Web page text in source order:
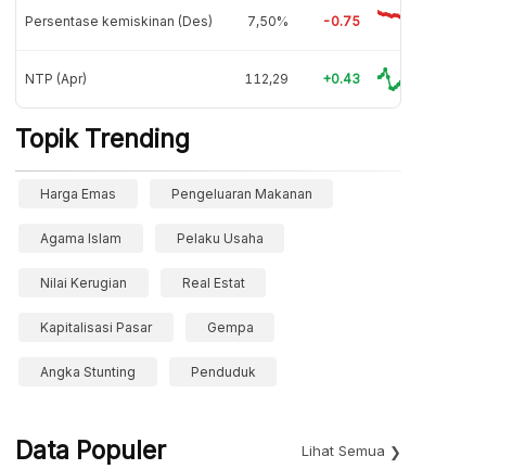
Persentase kemiskinan (Des) 7,50% -0.75
NTP (Apr) 112,29 +0.43
Topik Trending
Harga Emas Pengeluaran Makanan
Agama Islam Pelaku Usaha
Nilai Kerugian Real Estat
Kapitalisasi Pasar Gempa
Angka Stunting Penduduk
Data Populer Lihat Semua